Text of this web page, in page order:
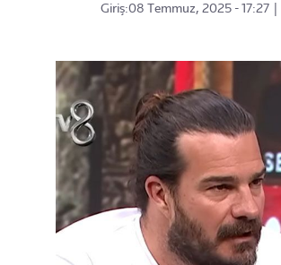
Giriş:08 Temmuz, 2025 - 17:27